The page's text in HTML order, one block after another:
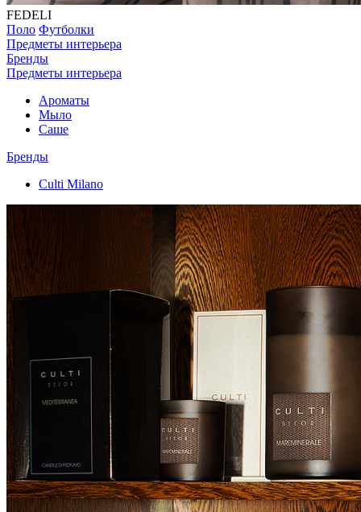
FEDELI
Поло Футболки
Предметы интерьера
Бренды
Предметы интерьера
Ароматы
Мыло
Саше
Бренды
Culti Milano